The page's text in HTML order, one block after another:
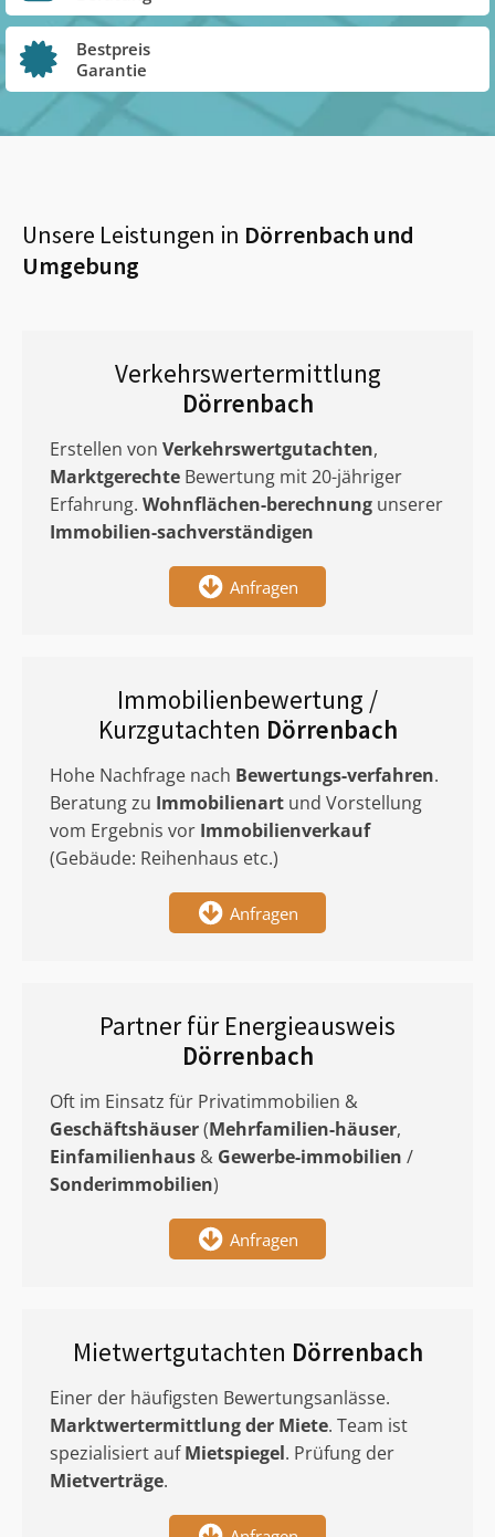
Bestpreis
Garantie
Unsere Leistungen in Dörrenbach und
Umgebung
Verkehrswertermittlung
Dörrenbach
Erstellen von Verkehrswertgutachten,
Marktgerechte Bewertung mit 20-jähriger
Erfahrung. Wohnflächen-berechnung unserer
Immobilien-sachverständigen
Anfragen
Immobilienbewertung /
Kurzgutachten Dörrenbach
Hohe Nachfrage nach Bewertungs-verfahren.
Beratung zu Immobilienart und Vorstellung
vom Ergebnis vor Immobilienverkauf
(Gebäude: Reihenhaus etc.)
Anfragen
Partner für Energieausweis
Dörrenbach
Oft im Einsatz für Privatimmobilien &
Geschäftshäuser(Mehrfamilien-häuser,
Einfamilienhaus & Gewerbe-immobilien /
Sonderimmobilien)
Anfragen
Mietwertgutachten Dörrenbach
Einer der häufigsten Bewertungsanlässe.
Marktwertermittlungder Miete. Team ist
spezialisiert aufMietspiegel. Prüfung der
Mietverträge.